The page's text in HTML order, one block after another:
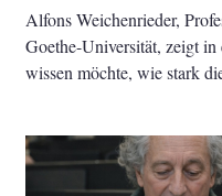
Alfons Weichenrieder,
Goethe-Universität, zeigt
wissen möchte, wie stark